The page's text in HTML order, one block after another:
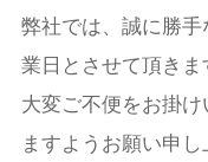
弊社では、誠に勝
業日とさせて頂きま
大変ご不便をお掛
ますようお願い申し